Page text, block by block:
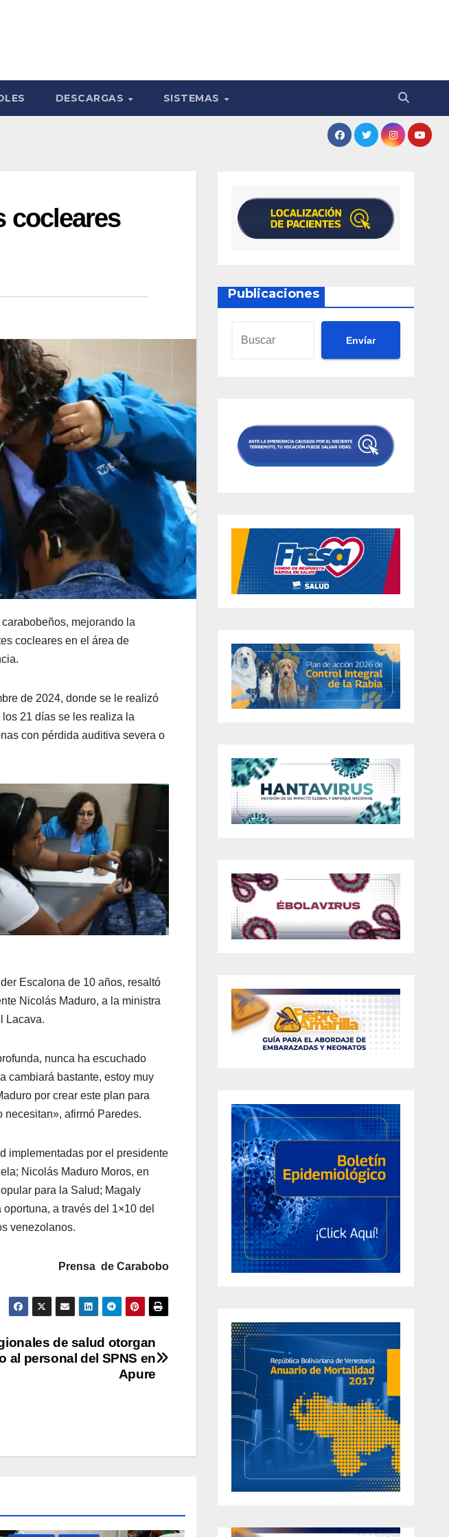
DESCARGAS SISTEMAS
cocleares
mejorando la
cocleares en el área de
de 2024, donde se le realizó
21 días se les realiza la
con pérdida auditiva severa o
Escalona de 10 años, resaltó
Nicolás Maduro, a la ministra
Lacava.
nunca ha escuchado
cambiará bastante, estoy muy
por crear este plan para
afirmó Paredes.
implementadas por el presidente
Nicolás Maduro Moros, en
para la Salud; Magaly
a través del 1×10 del
venezolanos.
Prensa de Carabobo
de salud otorgan
al personal del SPNS en
Apure
Publicaciones
Envíar